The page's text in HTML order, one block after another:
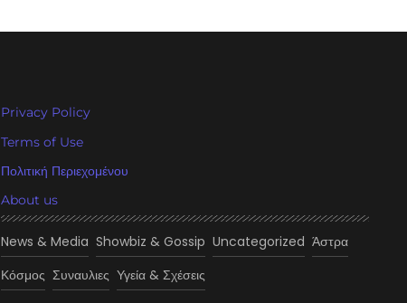
Privacy Policy
Terms of Use
Πολιτική Περιεχομένου
About us
News & Media Showbiz & Gossip Uncategorized Άστρα
Κόσμος Συναυλιες Υγεία & Σχέσεις